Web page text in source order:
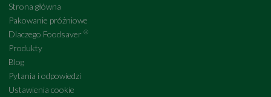
Strona główna
Pakowanie próżniowe
Dlaczego Foodsaver ®
Produkty
Blog
Pytania i odpowiedzi
Ustawienia cookie